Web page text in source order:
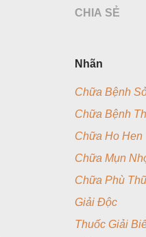
CHIA SẺ
Nhãn
Chữa Bệnh
Chữa Bệnh
Chữa Ho Hen
Chữa Mụn
Chữa Phù
Giải Độc
Thuốc Giải